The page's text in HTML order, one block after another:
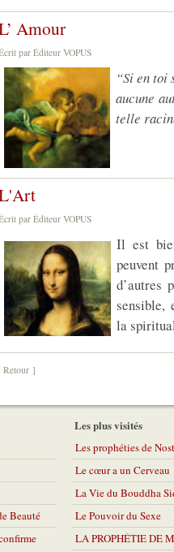
Amour
par Éditeur VOPUS
“Si en toi
aucune
telle
par Éditeur VOPUS
Il est
peuvent
d’autres
sensible,
la
Retour ]
Beauté
Les plus visités
Les prophéties de
Le cœur a un Cerveau
La Vie du Bouddha
Le Pouvoir du Sexe
LA PROPHÉTIE DE